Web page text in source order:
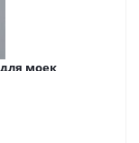
моек